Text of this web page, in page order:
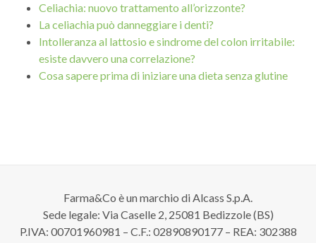
Celiachia: nuovo trattamento all’orizzonte?
La celiachia può danneggiare i denti?
Intolleranza al lattosio e sindrome del colon irritabile:
esiste davvero una correlazione?
Cosa sapere prima di iniziare una dieta senza glutine
Farma&Co è un marchio di Alcass S.p.A.
Sede legale: Via Caselle 2, 25081 Bedizzole (BS)
P.IVA: 00701960981 – C.F.: 02890890177 – REA: 302388